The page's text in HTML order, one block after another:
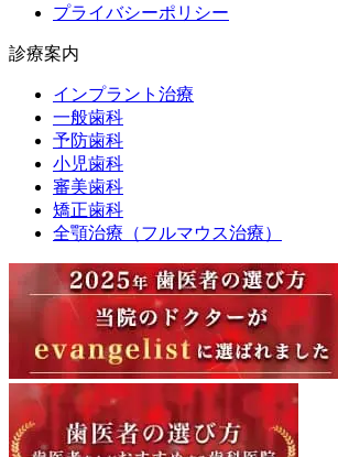
プライバシーポリシー
診療案内
インプラント治療
一般歯科
予防歯科
小児歯科
審美歯科
矯正歯科
全顎治療（フルマウス治療）